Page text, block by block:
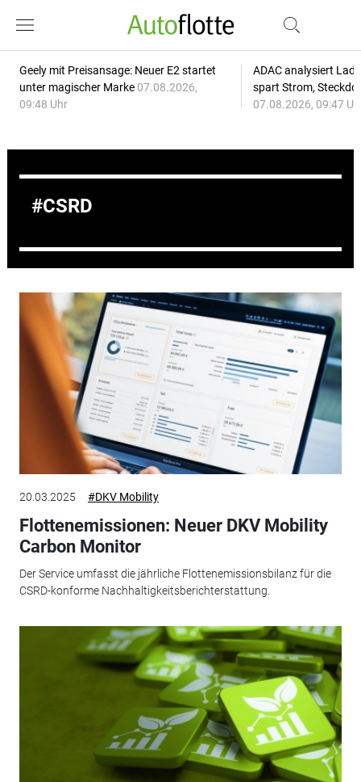
Geely mit Preisansage: Neuer E2 startet
unter magischer Marke 07.08.2026,
09:48 Uhr
ADAC analysiert
spart Strom,
07.08.2026, 09:47
CSRD
20.03.2025 #DKV Mobility
Flottenemissionen: Neuer DKV Mobility
Carbon Monitor
Der Service umfasst die jährliche Flottenemissionsbilanz für die
CSRD-konforme Nachhaltigkeitsberichterstattung.